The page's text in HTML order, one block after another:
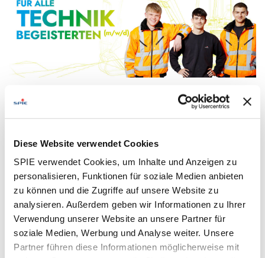
Diese Website verwendet Cookies
SPIE verwendet Cookies, um Inhalte und Anzeigen zu
personalisieren, Funktionen für soziale Medien anbieten
zu können und die Zugriffe auf unsere Website zu
analysieren. Außerdem geben wir Informationen zu Ihrer
Verwendung unserer Website an unsere Partner für
soziale Medien, Werbung und Analyse weiter. Unsere
Partner führen diese Informationen möglicherweise mit
Du suchst eine technisch anspruchsvolle Aufgabe mit Sinn
und Zukunft?
sowie in anspruchsvollen Industrie- und Kraftwerksanlagen
– in einem hochregulierten, professionellen Umfeld.
Your Tasks:
Demontage, Dekontamination und Nachzerlegung
von Anlagen, Rohrleitungen, Stahlkonstruktionen
und Komponenten